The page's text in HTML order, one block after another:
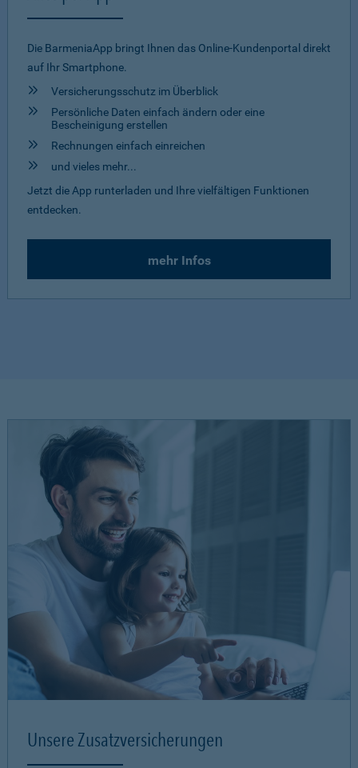
Die BarmeniaApp bringt Ihnen das Online-Kundenportal direkt
auf Ihr Smartphone.
Versicherungsschutz im Überblick
Persönliche Daten einfach ändern oder eine
Bescheinigung erstellen
Rechnungen einfach einreichen
und vieles mehr...
Jetzt die App runterladen und Ihre vielfältigen Funktionen
entdecken.
mehr Infos
Unsere Zusatzversicherungen